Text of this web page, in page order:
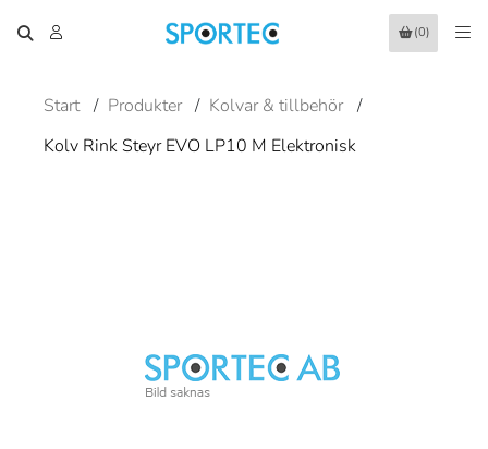
(0)
Start / Produkter / Kolvar & tillbehör /
Kolv Rink Steyr EVO LP10 M Elektronisk